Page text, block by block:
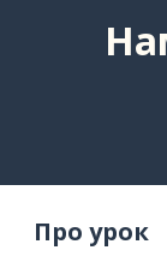
Про урок